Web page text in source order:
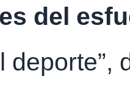
del
deporte”,